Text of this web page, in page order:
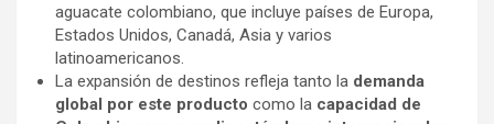
aguacate colombiano, que incluye países de Europa,
Estados Unidos, Canadá, Asia y varios
latinoamericanos.
La expansión de destinos refleja tanto la demanda
global por este producto como la capacidad de